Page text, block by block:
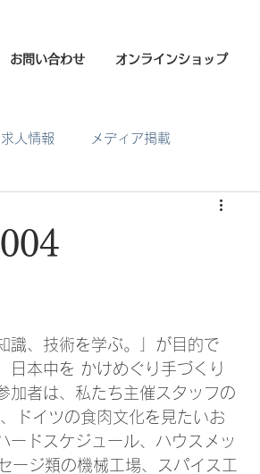
お問い合わせ オンラインショップ
求人情報 メディア掲載
識、技術を学ぶ。」が目的で
日本中を かけめぐり手づくり
加者は、私たち主催スタッフの
ドイツの食肉文化を見たいお
ードスケジュール、ハウスメッ
ージ類の機械工場、スパイス工